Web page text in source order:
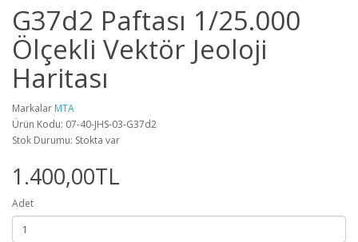
G37d2 Paftası 1/25.000
Ölçekli Vektör Jeoloji
Haritası
Markalar MTA
Ürün Kodu: 07-40-JHS-03-G37d2
Stok Durumu: Stokta var
1.400,00TL
Adet